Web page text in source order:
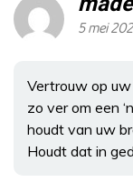
5 mei
Vertrouw op uw
zo ver om een
houdt van uw
Houdt dat in